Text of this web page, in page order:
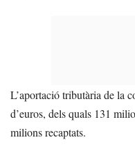
L’aportació tributària de la
d’euros, dels quals 131
milions recaptats.